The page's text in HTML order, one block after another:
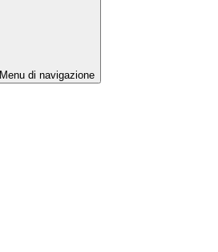
Menu di navigazione